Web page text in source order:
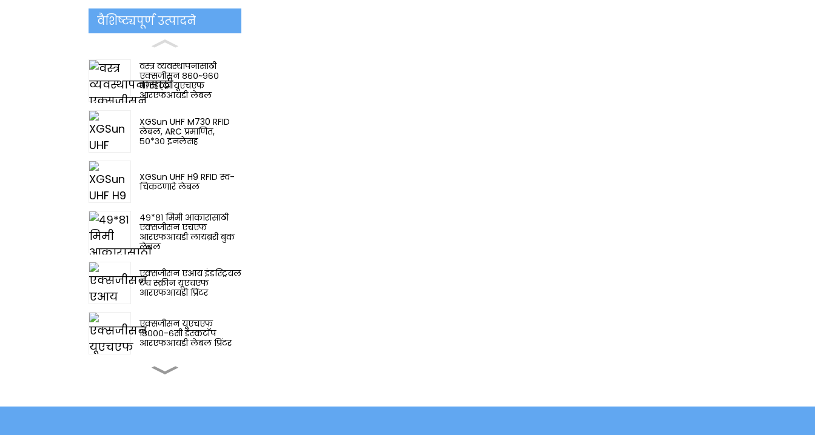
वैशिष्ट्यपूर्ण उत्पादने
वस्त्र व्यवस्थापनासाठी
एक्सजीसन ८६०~९६०
मेगाहर्ट्झ यूएचएफ
आरएफआयडी लेबल
XGSun UHF M730 RFID
लेबल, ARC प्रमाणित,
५०*३० इनलेसह
XGSun UHF H9 RFID स्व-
चिकटणारे लेबल
४९*८१ मिमी आकारासाठी
एक्सजीसन एचएफ
आरएफआयडी लायब्ररी बुक
लेबल
एक्सजीसन एआय इंडस्ट्रियल
टच स्क्रीन यूएचएफ
आरएफआयडी प्रिंटर
एक्सजीसन यूएचएफ
१८०००-६सी डेस्कटॉप
आरएफआयडी लेबल प्रिंटर
एक्सजीसन औद्योगिक टच